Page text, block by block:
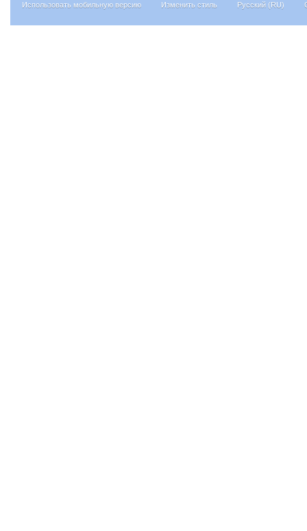
Использовать мобильную версию Изменить стиль Русский (RU)